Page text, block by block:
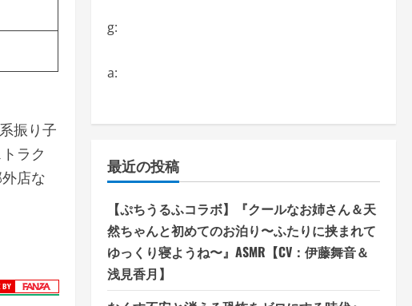
振り子
ラク
店な
g:
a:
最近の投稿
【ぷちうるふコラボ】『クールなお姉さん＆天
然ちゃんと初めてのお泊り〜ふたりに挟まれて
ゆっくり寝ようね〜』ASMR【CV：伊藤舞音＆
浅見香月】